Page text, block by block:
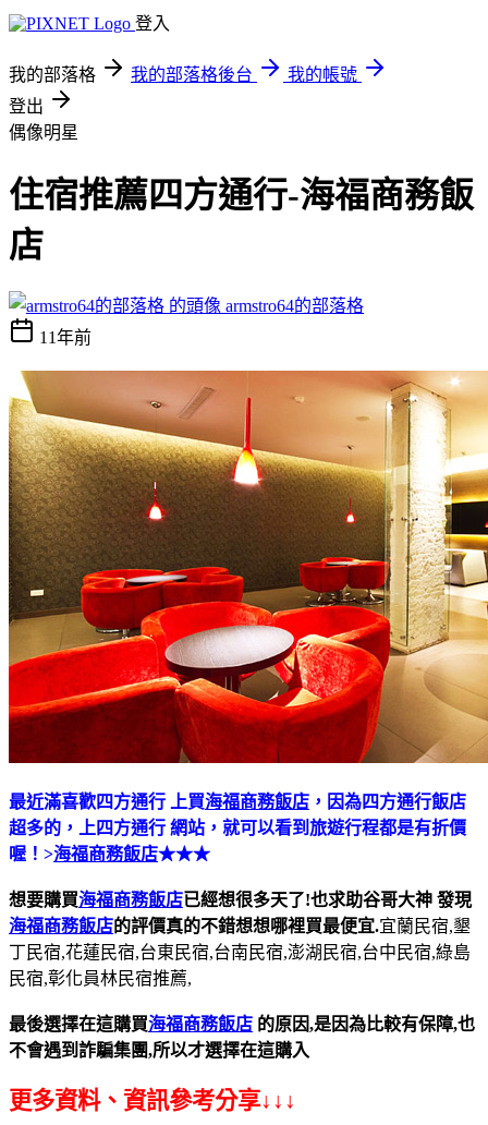
登入
我的部落格 我的部落格後台
我的帳號
登出
偶像明星
住宿推薦四方通行-海福商務飯
店
armstro64的部落格
11年前
最近滿喜歡四方通行 上買海福商務飯店 ，因為四方通行飯店
超多的，上四方通行 網站，就可以看到旅遊行程都是有折價
喔！>海福商務飯店★★★
想要購買海福商務飯店已經想很多天了!也求助谷哥大神 發現
海福商務飯店的評價真的不錯想想哪裡買最便宜.宜蘭民宿,墾
丁民宿,花蓮民宿,台東民宿,台南民宿,澎湖民宿,台中民宿,綠島
民宿,彰化員林民宿推薦,
最後選擇在這購買海福商務飯店 的原因,是因為比較有保障,也
不會遇到詐騙集團,所以才選擇在這購入
更多資料、資訊參考分享↓↓↓